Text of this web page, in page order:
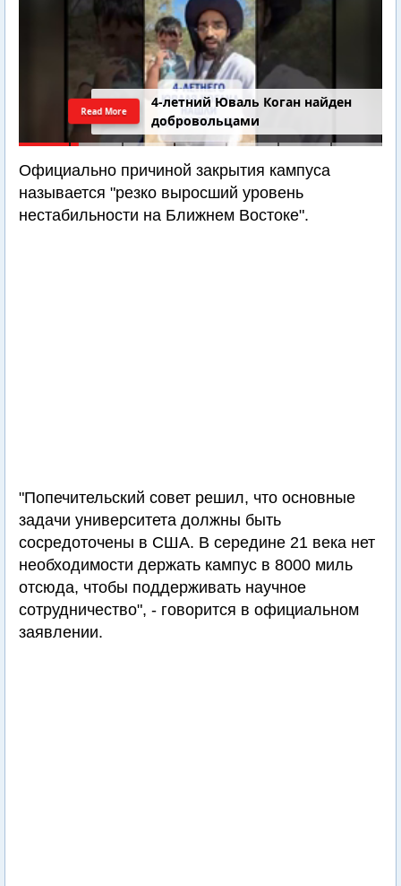
4-летний Юваль Коган найден
добровольцами
Read More
Официально причиной закрытия кампуса
называется "резко выросший уровень
нестабильности на Ближнем Востоке".
"Попечительский совет решил, что основные
задачи университета должны быть
сосредоточены в США. В середине 21 века нет
необходимости держать кампус в 8000 миль
отсюда, чтобы поддерживать научное
сотрудничество", - говорится в официальном
заявлении.